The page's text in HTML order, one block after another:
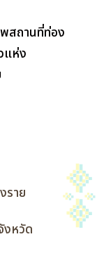
สถานที่ท่อง
แห่ง
ราย
งหวัด